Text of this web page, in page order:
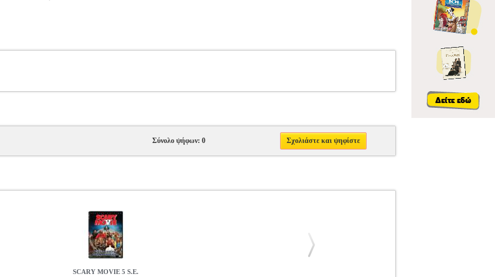
Σύνολο ψήφων: 0 Σχολιάστε και ψηφίστε
SCARY MOVIE 5 S.E.